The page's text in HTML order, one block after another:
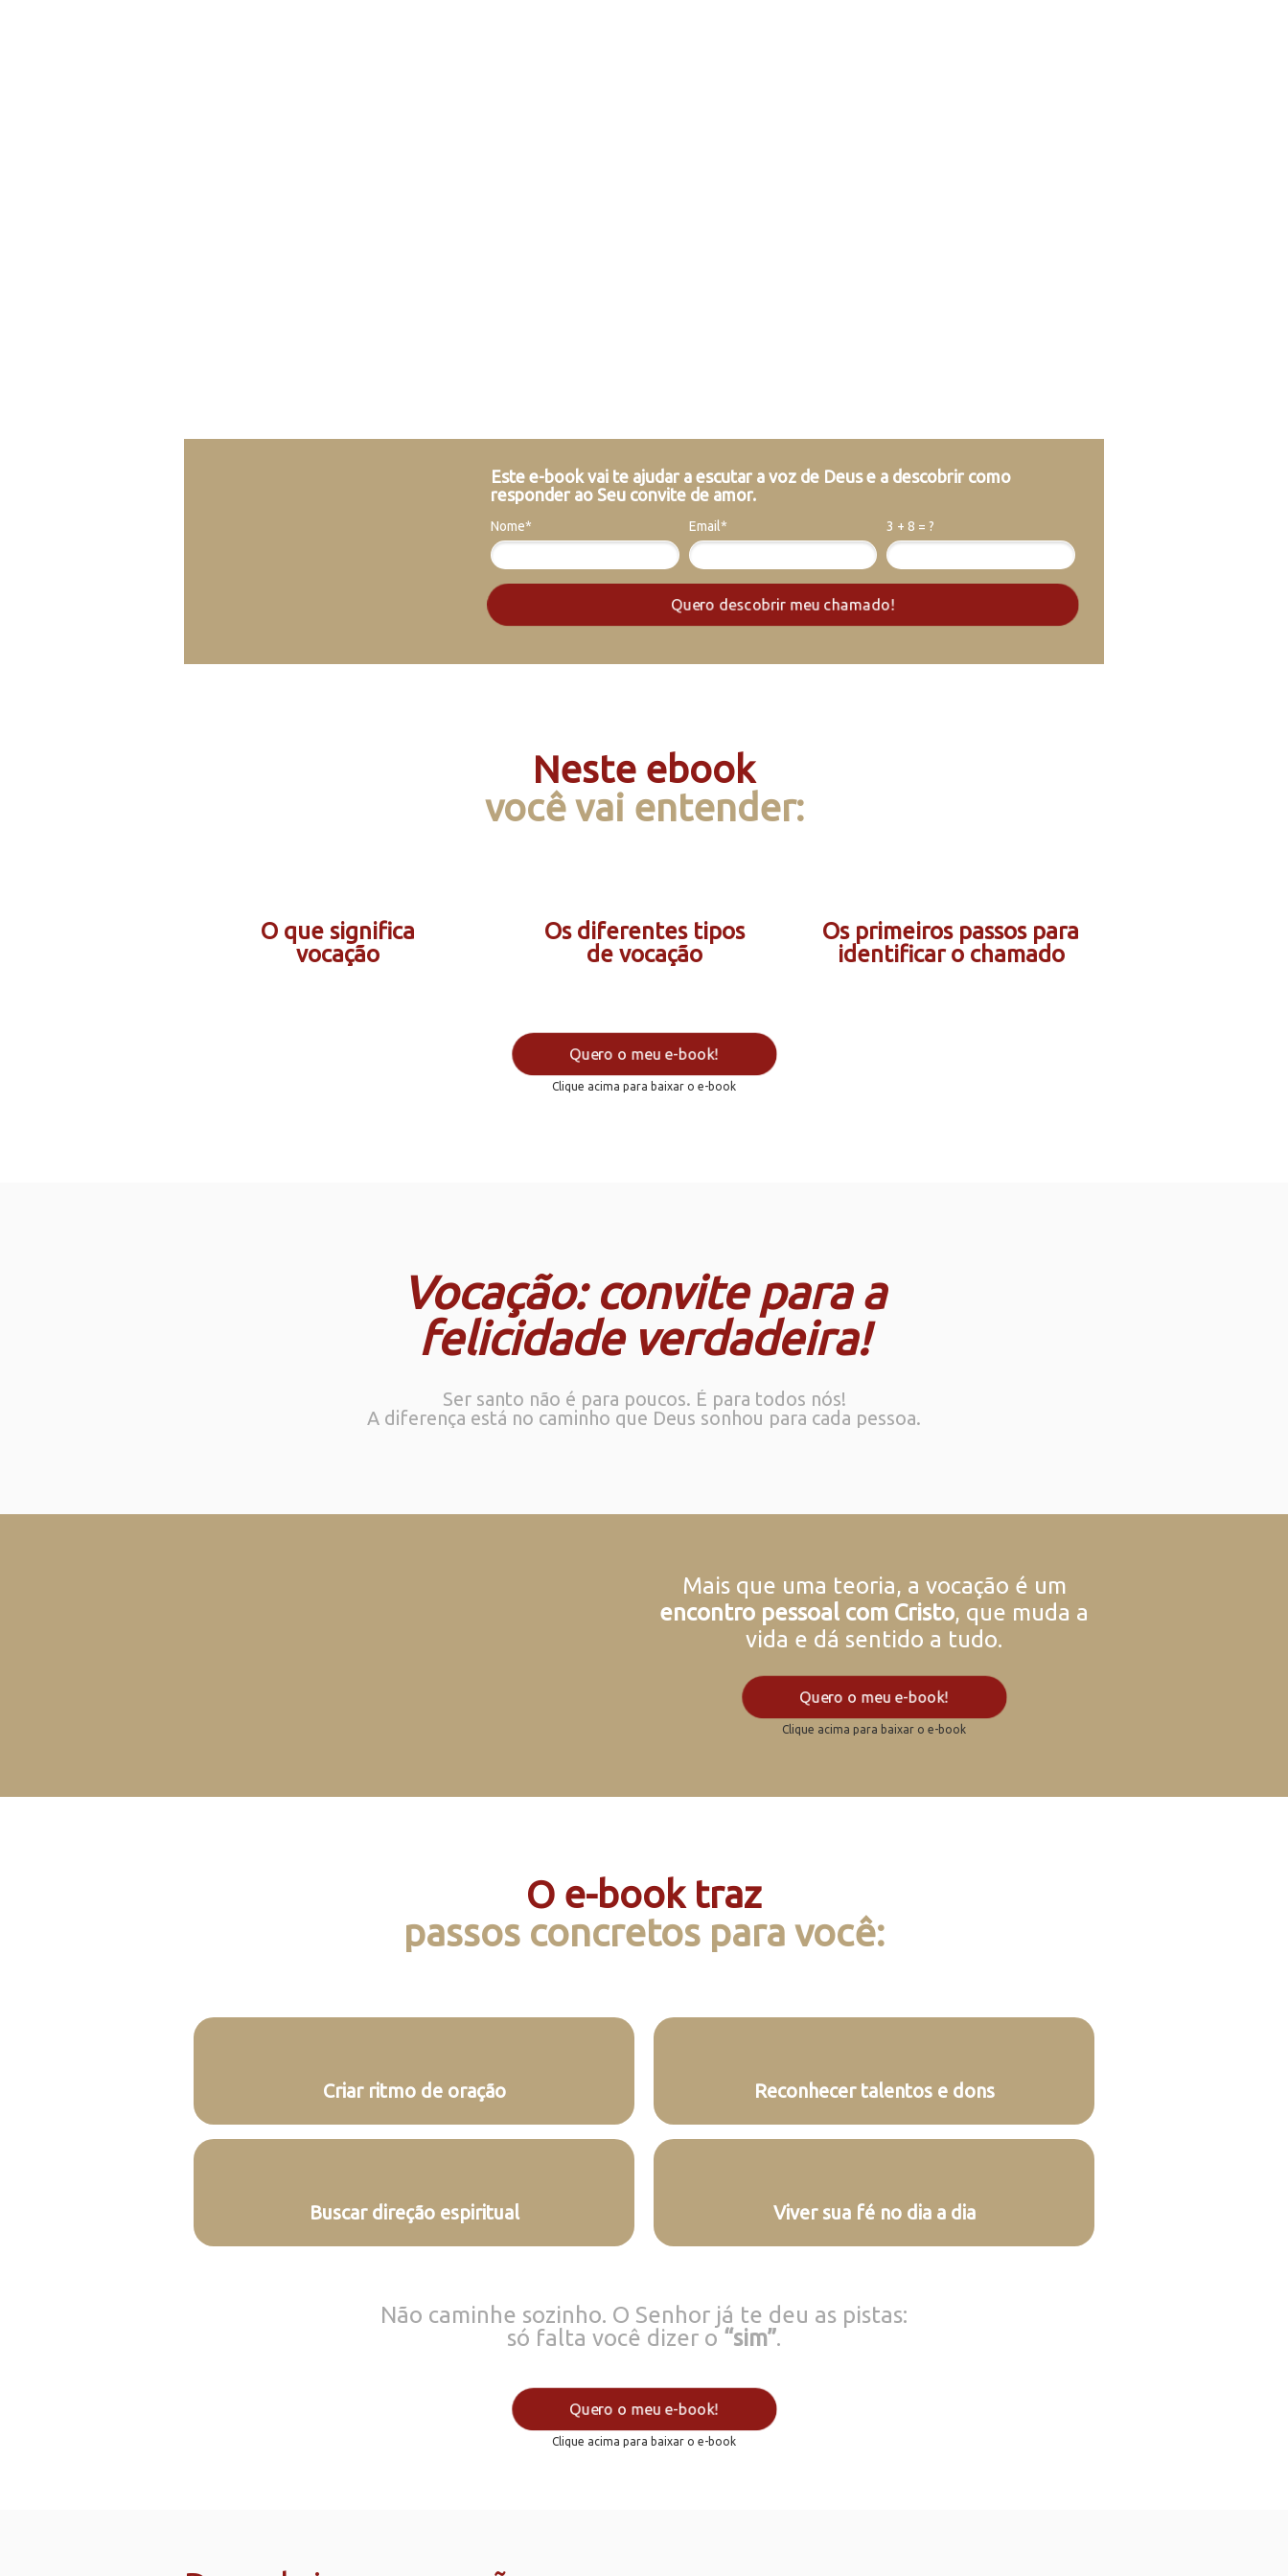
Este e-book vai te ajudar a escutar a voz de Deus e a descobrir como
responder ao Seu convite de amor.
Nome* Email* 3 + 8 = ?
Quero descobrir meu chamado!
Neste ebook
você vai entender:
O que significa
vocação
Os diferentes tipos
de vocação
Os primeiros passos para
identificar o chamado
Quero o meu e-book!
Clique acima para baixar o e-book
Vocação: convite para a
felicidade verdadeira!
Ser santo não é para poucos. É para todos nós!
A diferença está no caminho que Deus sonhou para cada pessoa.
Mais que uma teoria, a vocação é um
encontro pessoal com Cristo, que muda a
vida e dá sentido a tudo.
Quero o meu e-book!
Clique acima para baixar o e-book
O e-book traz
passos concretos para você:
Criar ritmo de oração Reconhecer talentos e dons
Buscar direção espiritual Viver sua fé no dia a dia
Não caminhe sozinho. O Senhor já te deu as pistas:
só falta você dizer o “sim”.
Quero o meu e-book!
Clique acima para baixar o e-book